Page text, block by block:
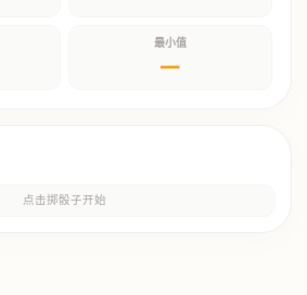
最小值
—
点击掷骰子开始